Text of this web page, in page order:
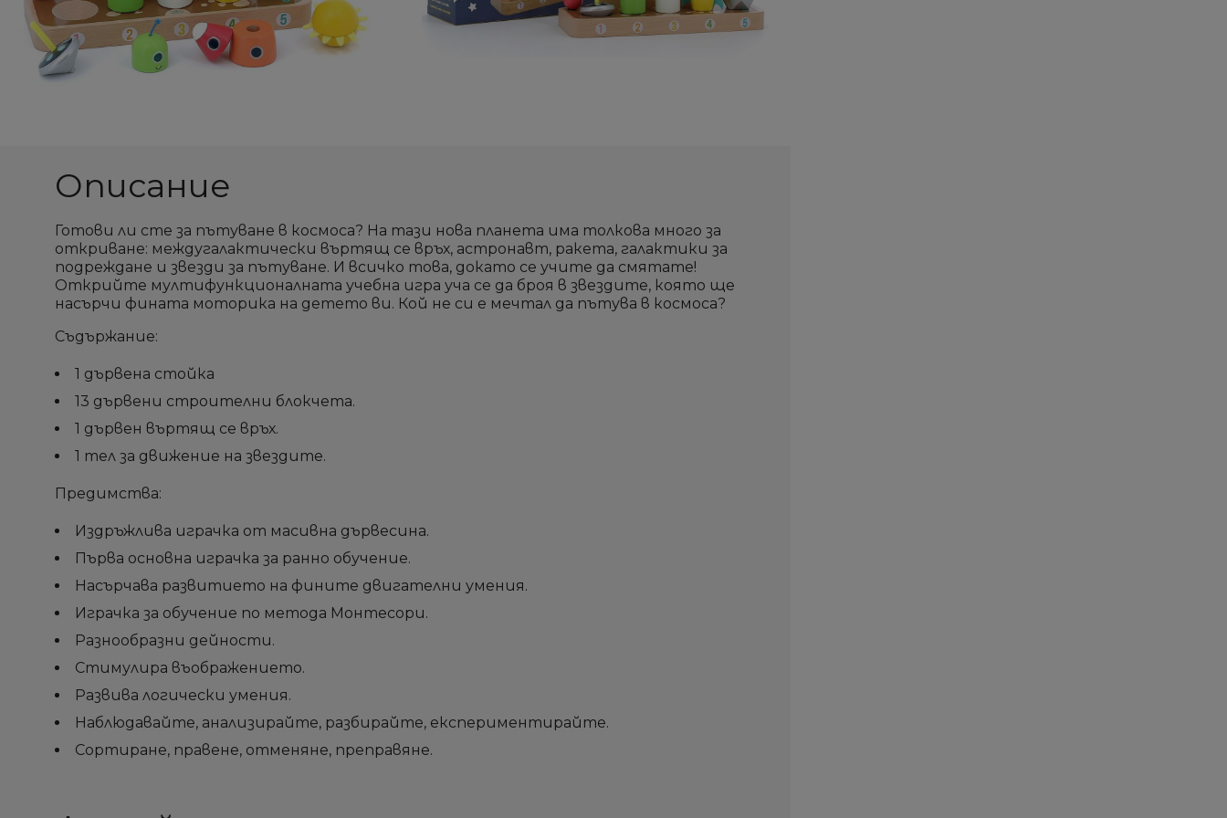
Описание
Готови ли сте за пътуване в космоса? На тази нова планета има толкова много за
откриване: междугалактически въртящ се връх, астронавт, ракета, галактики за
подреждане и звезди за пътуване. И всичко това, докато се учите да смятате!
Открийте мултифункционалната учебна игра уча се да броя в звездите, която ще
насърчи фината моторика на детето ви. Кой не си е мечтал да пътува в космоса?
Съдържание:
1 дървена стойка
13 дървени строителни блокчета.
1 дървен въртящ се връх.
1 тел за движение на звездите.
Предимства:
Издръжлива играчка от масивна дървесина.
Първа основна играчка за ранно обучение.
Насърчава развитието на фините двигателни умения.
Играчка за обучение по метода Монтесори.
Разнообразни дейности.
Стимулира въображението.
Развива логически умения.
Наблюдавайте, анализирайте, разбирайте, експериментирайте.
Сортиране, правене, отменяне, преправяне.